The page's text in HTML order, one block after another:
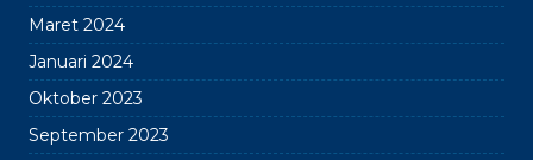
Maret 2024
Januari 2024
Oktober 2023
September 2023